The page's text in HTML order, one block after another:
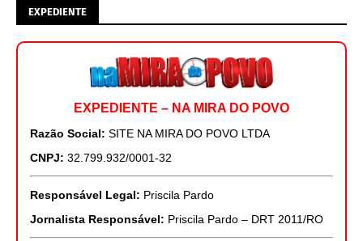
EXPEDIENTE
EXPEDIENTE – NA MIRA DO POVO
Razão Social: SITE NA MIRA DO POVO LTDA
CNPJ: 32.799.932/0001-32
Responsável Legal: Priscila Pardo
Jornalista Responsável: Priscila Pardo – DRT 2011/RO